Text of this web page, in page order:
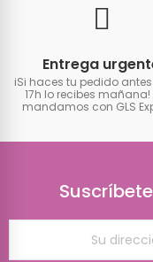
Entrega
iSi haces tu pedido
17h lo recibes mañana!
mandamos con GLS